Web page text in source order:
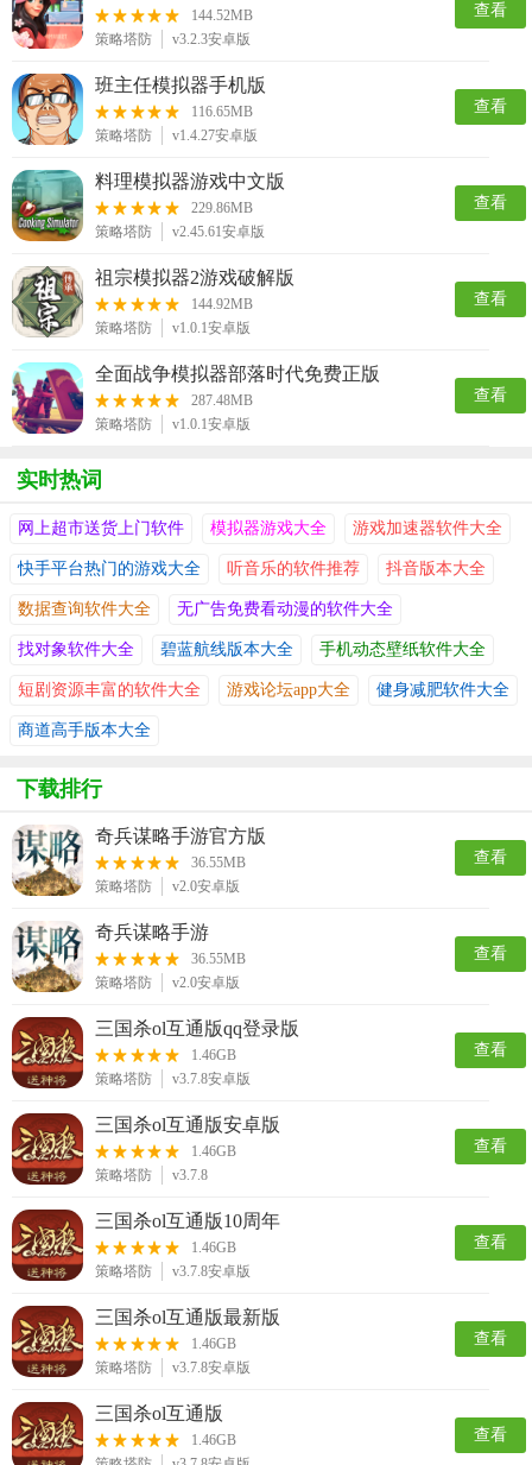
144.52MB
策略塔防
v3.2.3安卓版
查看
班主任模拟器手机版
116.65MB
策略塔防
v1.4.27安卓版
查看
料理模拟器游戏中文版
229.86MB
策略塔防
v2.45.61安卓版
查看
祖宗模拟器2游戏破解版
144.92MB
策略塔防
v1.0.1安卓版
查看
全面战争模拟器部落时代免费正版
287.48MB
策略塔防
v1.0.1安卓版
查看
实时热词
网上超市送货上门软件 模拟器游戏大全 游戏加速器软件大全
快手平台热门的游戏大全 听音乐的软件推荐 抖音版本大全
数据查询软件大全 无广告免费看动漫的软件大全
找对象软件大全 碧蓝航线版本大全 手机动态壁纸软件大全
短剧资源丰富的软件大全 游戏论坛app大全 健身减肥软件大全
商道高手版本大全
下载排行
奇兵谋略手游官方版
36.55MB
策略塔防
v2.0安卓版
查看
奇兵谋略手游
36.55MB
策略塔防
v2.0安卓版
查看
三国杀ol互通版qq登录版
1.46GB
策略塔防
v3.7.8安卓版
查看
三国杀ol互通版安卓版
1.46GB
策略塔防
v3.7.8
查看
三国杀ol互通版10周年
1.46GB
策略塔防
v3.7.8安卓版
查看
三国杀ol互通版最新版
1.46GB
策略塔防
v3.7.8安卓版
查看
三国杀ol互通版
1.46GB
查看